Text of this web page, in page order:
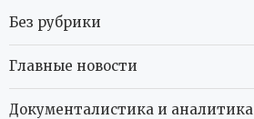
Без рубрики
Главные новости
Документалистика и аналитика